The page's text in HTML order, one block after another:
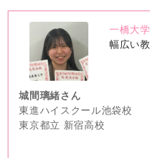
no
image
一橋大学
幅広い
城間璃緒さん
東進ハイスクール池袋校
東京都立 新宿高校